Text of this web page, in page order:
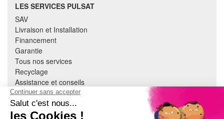
LES SERVICES PULSAT
SAV
Livraison et Installation
Financement
Garantie
Tous nos services
Recyclage
Assistance et conseils
Cuisine équipée
Literie
Nous contacter